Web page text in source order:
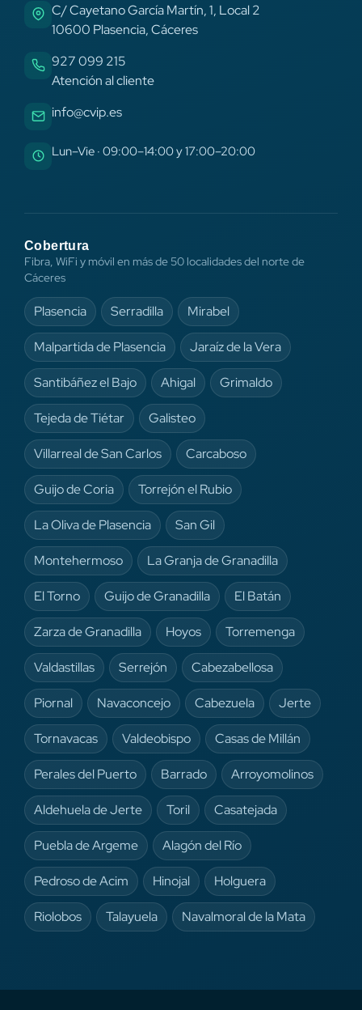
C/ Cayetano García Martín, 1, Local 2
10600 Plasencia, Cáceres
927 099 215
Atención al cliente
info@cvip.es
Lun–Vie · 09:00–14:00 y 17:00–20:00
Cobertura
Fibra, WiFi y móvil en más de 50 localidades del norte de
Cáceres
Plasencia Serradilla Mirabel
Malpartida de Plasencia Jaraíz de la Vera
Santibáñez el Bajo Ahigal Grimaldo
Tejeda de Tiétar Galisteo
Villarreal de San Carlos Carcaboso
Guijo de Coria Torrejón el Rubio
La Oliva de Plasencia San Gil
Montehermoso La Granja de Granadilla
El Torno Guijo de Granadilla El Batán
Zarza de Granadilla Hoyos Torremenga
Valdastillas Serrejón Cabezabellosa
Piornal Navaconcejo Cabezuela Jerte
Tornavacas Valdeobispo Casas de Millán
Perales del Puerto Barrado Arroyomolinos
Aldehuela de Jerte Toril Casatejada
Puebla de Argeme Alagón del Río
Pedroso de Acim Hinojal Holguera
Riolobos Talayuela Navalmoral de la Mata